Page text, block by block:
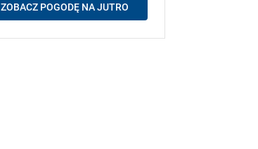
ZOBACZ POGODĘ NA JUTRO